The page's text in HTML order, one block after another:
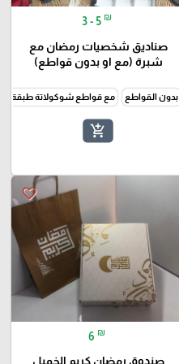
3 - 5 ₪
صناديق شخصيات رمضان مع
شبرة (مع او بدون قواطع)
بدون القواطع مع قواطع شوكولاتة طبقة
add_shopping_cart
favorite_border
6 ₪
صندوق رمضان كريم الخميل